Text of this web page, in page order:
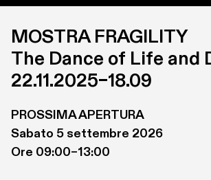
risonanza magnetica funzionale, la
permette di raccogliere
che si attivano durante un’attività
tecniche diagnostiche come
elettroencefalogramma. Nel corso
anche con l’importante contributo
MOSTRA FRAGILITY
The Dance of Life and
22.11.2025–18.09
PROSSIMA APERTURA
Sabato 5 settembre 2026
Ore 09:00–13:00